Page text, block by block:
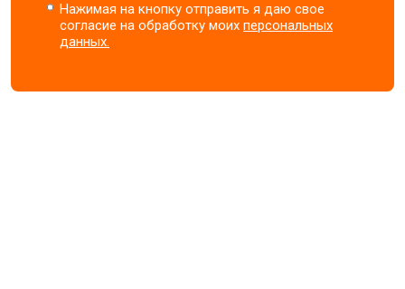
Нажимая на кнопку отправить я даю свое
согласие на обработку моихперсональных
данных.